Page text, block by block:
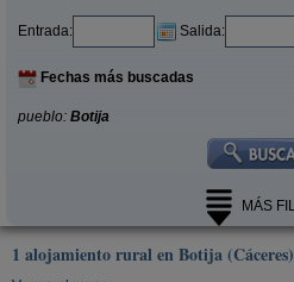
Entrada: Salida:
Fechas más buscadas
pueblo: Botija
MÁS
1 alojamiento rural en Botija (Cáceres)